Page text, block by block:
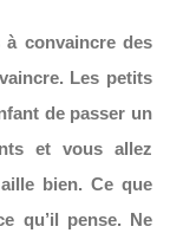
convaincre des
Les petits
de passer un
et vous allez
bien. Ce que
qu’il pense. Ne